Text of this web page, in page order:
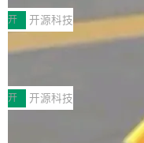
MPComm将作为一种传输
ENT，实现零拷贝传输性
传输性能最高提升5倍。
于自研UCL-Engine通信
持续开源更多基于UCL-
件。 腾讯网平团队在
个独立于业务线程的全局
型案例入选名单》，深信
开源 AI 编程平台 CoStrict
创新与落地成效成功入选
助力企业AI研发安全落地
经开始引入 AI Coding 工
型或企业内部部署模型提
Coding 从个人辅助工具
开 开源科技
深信服AI算力网关入选
前不久，工业和信息化部
智能应用典型案例名单》
各领域的应用成果，覆盖
产品应用、支撑保障、专
开 开源科技
Jeff Dean 离开